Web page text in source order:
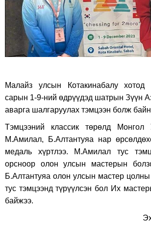
Малайз улсын Котакинабалу хотод
сарын 1-9-ний өдрүүдэд шатрын Зүүн
аварга шалгаруулах тэмцээн болж
Тэмцээний классик төрөлд Монгол
М.Амилал, Б.Алтантуяа нар
медаль хүртлээ. М.Амилал тус
орсноор олон улсын мастерын
Б.Алтантуяа олон улсын мастер
тус тэмцээнд түрүүлсэн бол Их
байжээ.